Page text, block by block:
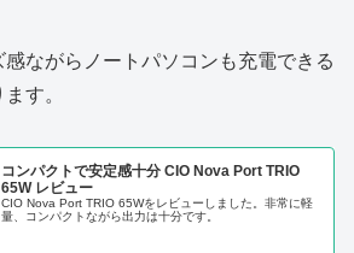
ながらノートパソコンも充電できる
す。
コンパクトで安定感十分 CIO Nova Port TRIO
65W レビュー
CIO Nova Port TRIO 65Wをレビューしました。非常に軽
量、コンパクトながら出力は十分です。